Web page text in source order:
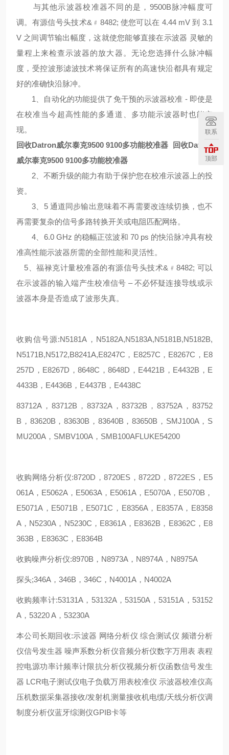
与其他示波器校准器不同的是，9500B脉冲幅度可
调。有源信号头技术&﹟8482; 使您可以在 4.44 mV 到 3.1
V 之间调节输出幅度，这就使您能够直接在示波器 灵敏的
量程上来检查示波器的放大器。无论您选择什么脉冲幅
度，受控波形滤波技术将保证所有的高速快沿都具有规定
好的准确快沿脉冲。
1、自动化的功能提供了免干预的示波器校准 - 即使是
在校准当今超高性能的多通道、多功能示波器时也能实
现。
回收Datron威尔泰克9500 9100多功能校准器
回收Datron
威尔泰克9500 9100多功能校准器
2、不断升级的能力有助于保护您在校准示波器上的投
资。
3、5 通道同步输出意味着不再需要改连续切换，也不
再需要复杂的信号多路转换开关或电阻匹配网络。
4、6.0 GHz 的稳幅正弦波和 70 ps 的快沿脉冲具有校
准高性能示波器所需的全部性能和灵活性。
5、福禄克计量校准器的有源信号头技术&﹟8482; 可以
在示波器的输入端产生校准信号 – 不必怀疑连接导线或示
波器本身是否造成了波形失真。
收购信号源:N5181A，N5182A,N5183A,N5181B,N5182B,
N5171B,N5172,B8241A,E8247C，E8257C，E8267C，E8
257D，E8267D，8648C，8648D，E4421B，E4432B，E
4433B，E4436B，E4437B，E4438C
83712A，83712B，83732A，83732B，83752A，83752
B，83620B，83630B，83640B，83650B，SMJ100A，S
MU200A，SMBV100A，SMB100AFLUKE54200
收购网络分析仪:8720D，8720ES，8722D，8722ES，E5
061A，E5062A，E5063A，E5061A，E5070A，E5070B，
E5071A，E5071B，E5071C，E8356A，E8357A，E8358
A，N5230A，N5230C，E8361A，E8362B，E8362C，E8
363B，E8363C，E8364B
收购噪声分析仪:8970B，N8973A，N8974A，N8975A
探头;346A，346B，346C，N4001A，N4002A
收购频率计:53131A，53132A，53150A，53151A，53152
A，53220 A，53230A
本公司长期回收:示波器 网络分析仪 综合测试仪 频谱分析
仪信号发生器 噪声系数分析仪音频分析仪数字万用表 表程
控电源功率计频率计限抗分析仪视频分析仪函数信号发生
器 LCR电子测试仪电子负载万用表校准仪 示波器校准仪高
压机数据采集器接收/发射机测量接收机电缆/天线分析仪调
制度分析仪蓝牙综测仪GPIB卡等
联系
顶部